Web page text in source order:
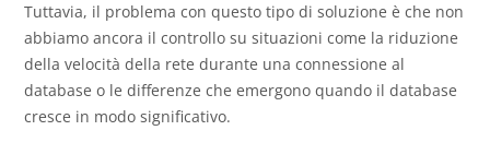
Tuttavia, il problema con questo tipo di soluzione è che non
abbiamo ancora il controllo su situazioni come la riduzione
della velocità della rete durante una connessione al
database o le differenze che emergono quando il database
cresce in modo significativo.